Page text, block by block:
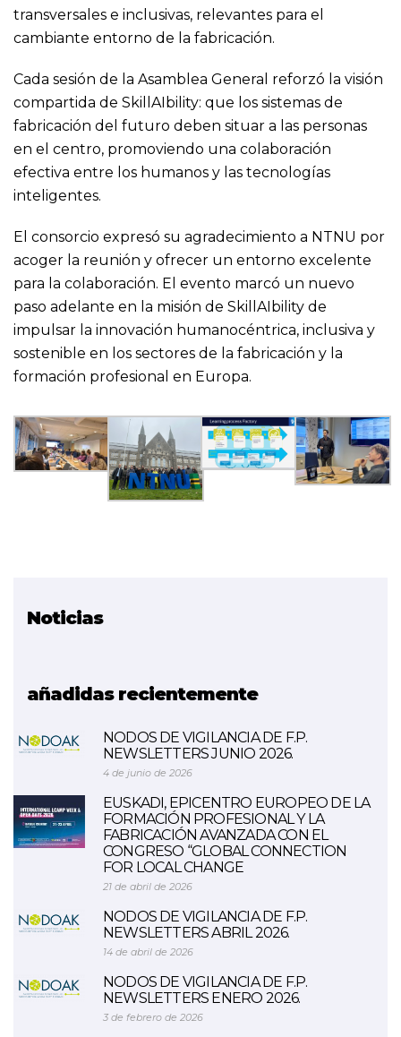
transversales e inclusivas, relevantes para el
cambiante entorno de la fabricación.
Cada sesión de la Asamblea General reforzó la visión
compartida de SkillAIbility: que los sistemas de
fabricación del futuro deben situar a las personas
en el centro, promoviendo una colaboración
efectiva entre los humanos y las tecnologías
inteligentes.
El consorcio expresó su agradecimiento a NTNU por
acoger la reunión y ofrecer un entorno excelente
para la colaboración. El evento marcó un nuevo
paso adelante en la misión de SkillAIbility de
impulsar la innovación humanocéntrica, inclusiva y
sostenible en los sectores de la fabricación y la
formación profesional en Europa.
Noticias
añadidas recientemente
NODOS DE VIGILANCIA DE F.P.
NEWSLETTERS JUNIO 2026.
4 de junio de 2026
EUSKADI, EPICENTRO EUROPEO DE LA
FORMACIÓN PROFESIONAL Y LA
FABRICACIÓN AVANZADA CON EL
CONGRESO “GLOBAL CONNECTION
FOR LOCAL CHANGE
21 de abril de 2026
NODOS DE VIGILANCIA DE F.P.
NEWSLETTERS ABRIL 2026.
14 de abril de 2026
NODOS DE VIGILANCIA DE F.P.
NEWSLETTERS ENERO 2026.
3 de febrero de 2026